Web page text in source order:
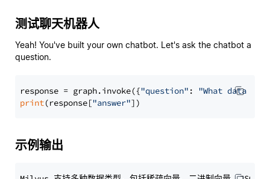
测试聊天机器人
Yeah! You've built your own chatbot. Let's ask the chatbot a
question.
response = graph.invoke({"question" : "What data
print(response["answer"
示例输出